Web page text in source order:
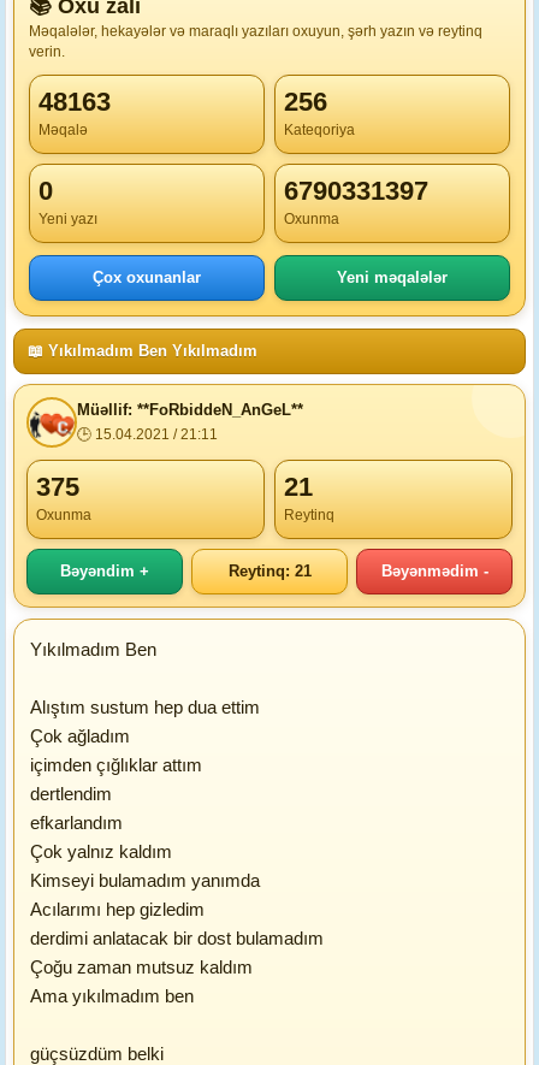
📚 Oxu zalı
Məqalələr, hekayələr və maraqlı yazıları oxuyun, şərh yazın və reytinq
verin.
48163
Məqalə
256
Kateqoriya
0
Yeni yazı
6790331397
Oxunma
Çox oxunanlar Yeni məqalələr
📖 Yıkılmadım Ben Yıkılmadım
Müəllif: **FoRbiddeN_AnGeL**
🕒 15.04.2021 / 21:11
375
Oxunma
21
Reytinq
Bəyəndim + Reytinq: 21 Bəyənmədim -
Yıkılmadım Ben
Alıştım sustum hep dua ettim
Çok ağladım
içimden çığlıklar attım
dertlendim
efkarlandım
Çok yalnız kaldım
Kimseyi bulamadım yanımda
Acılarımı hep gizledim
derdimi anlatacak bir dost bulamadım
Çoğu zaman mutsuz kaldım
Ama yıkılmadım ben
güçsüzdüm belki